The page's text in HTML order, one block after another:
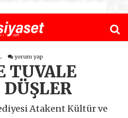
yorum yap
TUVALE
Atakent Kültür ve